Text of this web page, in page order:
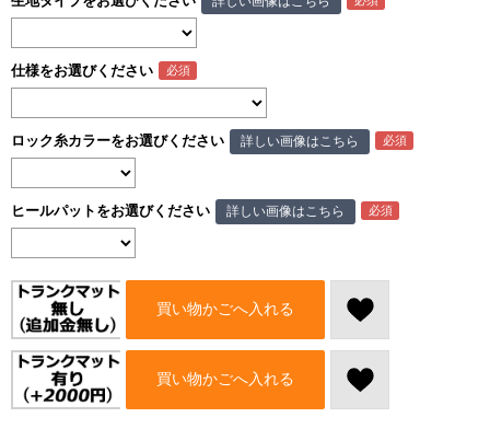
仕様をお選びください
ロック糸カラーをお選びください 詳しい画像はこちら
ヒールパットをお選びください 詳しい画像はこちら
買い物かごへ入れる
買い物かごへ入れる